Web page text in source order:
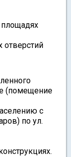
отверстий
(помещение
с
по ул.